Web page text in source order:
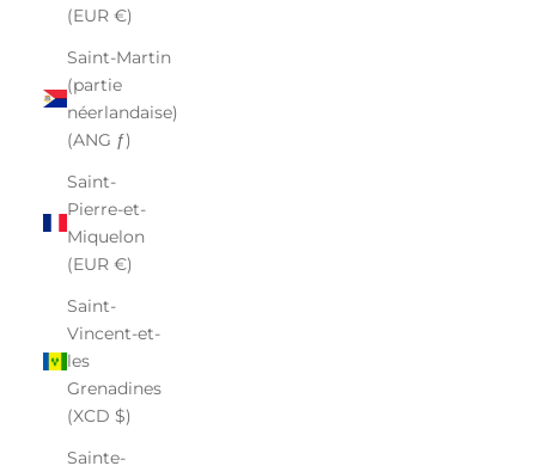
(EUR €)
Saint-Martin
(partie
néerlandaise)
(ANG ƒ)
Saint-
Pierre-et-
Miquelon
(EUR €)
Saint-
Vincent-et-
les
Grenadines
(XCD $)
Sainte-